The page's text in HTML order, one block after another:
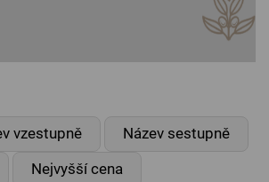
vzestupně
Název sestupně
Nejvyšší cena